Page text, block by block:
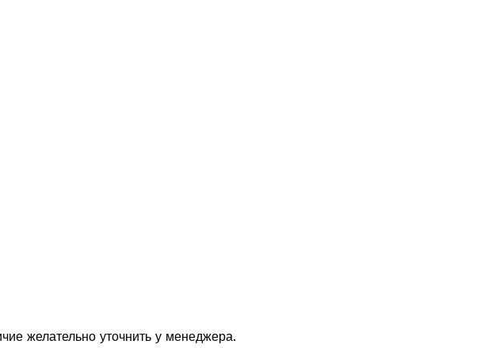
желательно уточнить у менеджера.